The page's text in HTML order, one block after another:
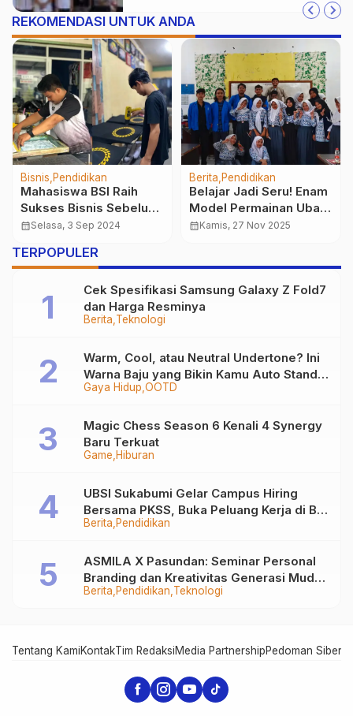
REKOMENDASI UNTUK ANDA
Pendidikan
UKM kerohanian Islam
Kota Tasikmalaya Gelar
Peringatan Maulid Nabi
calendar_monthJumat, 21 Okt 2022
Berita Pendidikan
Siapkan Lulusan Unggul
Melalui Sertifikasi
Kompetensi Analis
calendar_monthRabu, 6 Agt 2025
TERPOPULER
Berita Teknologi
Cek Spesifikasi Samsung Galaxy Z Fold7
dan Harga Resminya
Gaya Hidup OOTD
Warm, Cool, atau Neutral Undertone? Ini
Warna Baju yang Bikin Kamu Auto Stand
Out
Game Hiburan
Magic Chess Season 6 Kenali 4 Synergy
Baru Terkuat
Berita Pendidikan
UBSI Sukabumi Gelar Campus Hiring
Bersama PKSS, Buka Peluang Kerja di BRI
Group
Berita Pendidikan Teknologi
ASMILA X Pasundan: Seminar Personal
Branding dan Kreativitas Generasi Muda
Bersama SDKF
Tentang KamiKontakTim RedaksiMedia PartnershipPedoman Siber